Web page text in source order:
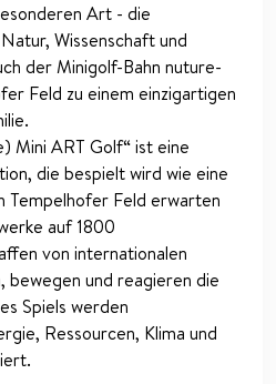
Art - die
Wissenschaft und
der Minigolf-Bahn nuture-
Feld zu einem einzigartigen
Mini ART Golf“ ist eine
die bespielt wird wie eine
Tempelhofer Feld erwarten
auf 1800
von internationalen
bewegen und reagieren die
Spiels werden
Ressourcen, Klima und